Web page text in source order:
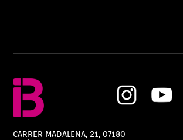
CARRER MADALENA, 21, 07180